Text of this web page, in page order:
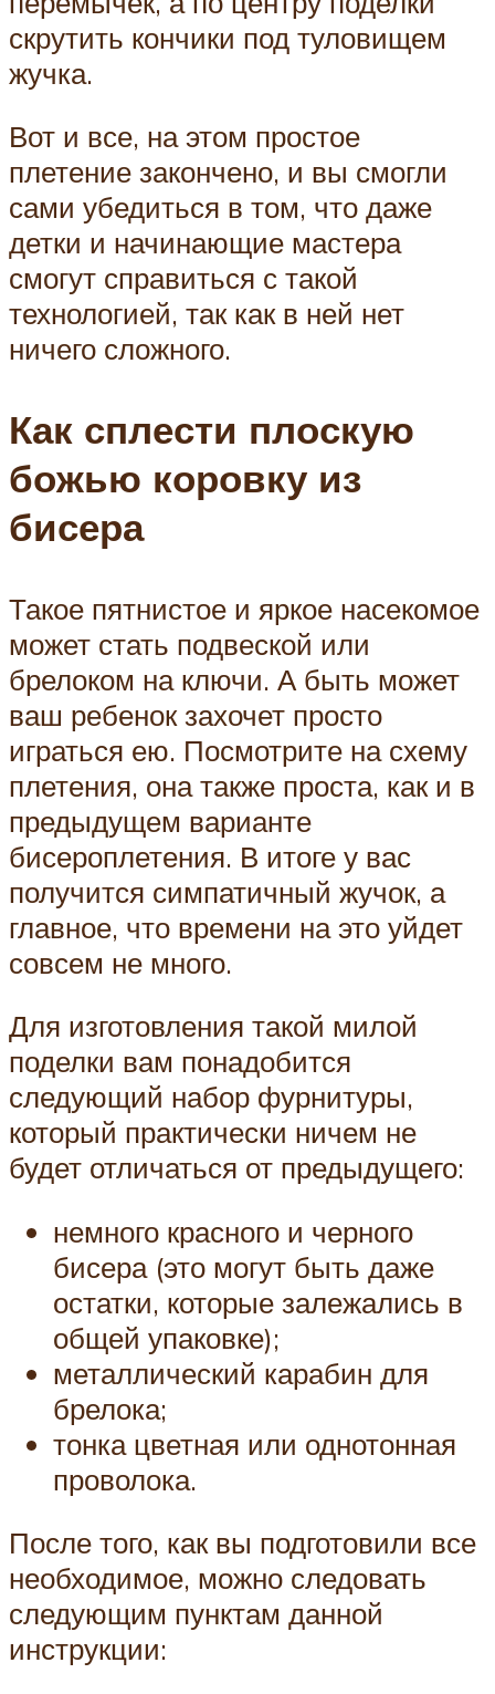
скрутить кончики под туловищем
жучка.
Вот и все, на этом простое
плетение закончено, и вы смогли
сами убедиться в том, что даже
детки и начинающие мастера
смогут справиться с такой
технологией, так как в ней нет
ничего сложного.
Как сплести плоскую
божью коровку из
бисера
Такое пятнистое и яркое насекомое
может стать подвеской или
брелоком на ключи. А быть может
ваш ребенок захочет просто
играться ею. Посмотрите на схему
плетения, она также проста, как и в
предыдущем варианте
бисероплетения. В итоге у вас
получится симпатичный жучок, а
главное, что времени на это уйдет
совсем не много.
Для изготовления такой милой
поделки вам понадобится
следующий набор фурнитуры,
который практически ничем не
будет отличаться от предыдущего:
немного красного и черного
бисера (это могут быть даже
остатки, которые залежались в
общей упаковке);
металлический карабин для
брелока;
тонка цветная или однотонная
проволока.
После того, как вы подготовили все
необходимое, можно следовать
следующим пунктам данной
инструкции: